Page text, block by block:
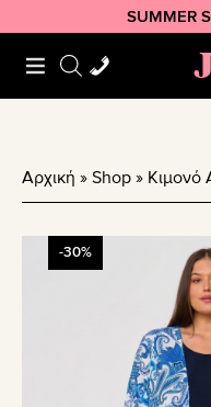
to
primary
to
main
to
footer
SUMMER
Αρχική » Shop » Κιμονό
-30%